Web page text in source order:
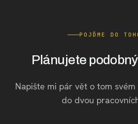
POJĎME DO
Plánujete
Napište mi pár vět o tom
do dvou